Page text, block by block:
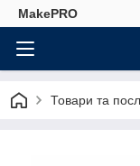
MakePRO
Товари та